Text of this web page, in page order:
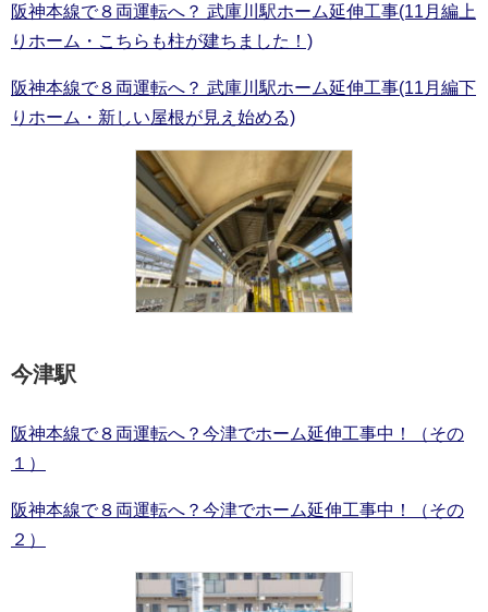
阪神本線で８両運転へ？ 武庫川駅ホーム延伸工事(11月編上
りホーム・こちらも柱が建ちました！)
阪神本線で８両運転へ？ 武庫川駅ホーム延伸工事(11月編下
りホーム・新しい屋根が見え始める)
今津駅
阪神本線で８両運転へ？今津でホーム延伸工事中！（その
１）
阪神本線で８両運転へ？今津でホーム延伸工事中！（その
２）